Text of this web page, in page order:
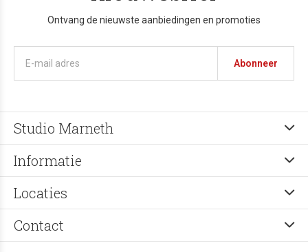
Ontvang de nieuwste aanbiedingen en promoties
Abonneer
Studio Marneth
Informatie
Locaties
Contact